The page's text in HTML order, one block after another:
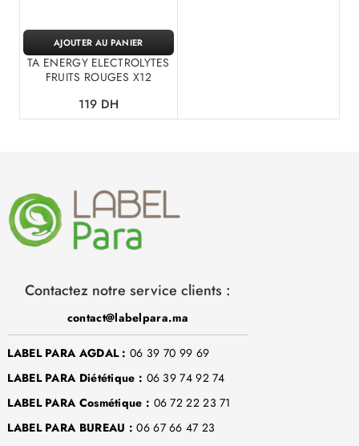
TA ENERGY ELECTROLYTES
FRUITS ROUGES X12
119 DH
AJOUTER AU PANIER
Contactez notre service clients :
contact@labelpara.ma
LABEL PARA AGDAL : 06 39 70 99 69
LABEL PARA Diététique : 06 39 74 92 74
LABEL PARA Cosmétique : 06 72 22 23 71
LABEL PARA BUREAU : 06 67 66 47 23